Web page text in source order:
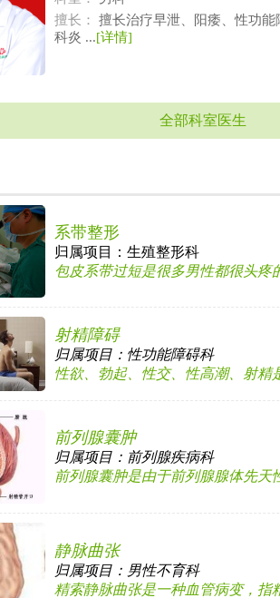
擅长：
擅长治疗早泄、阳痿、性功
科炎 ...[详情]
全部科室医生
系带整形
归属项目：生殖整形科
包皮系带过短是很多男性都很头疼
射精障碍
归属项目： 性功能障碍科
性欲、勃起、性交、性高潮、射精
前列腺囊肿
归属项目： 前列腺疾病科
前列腺囊肿是由于前列腺腺体先天
静脉曲张
归属项目： 男性不育科
精索静脉曲张是一种血管病变，指